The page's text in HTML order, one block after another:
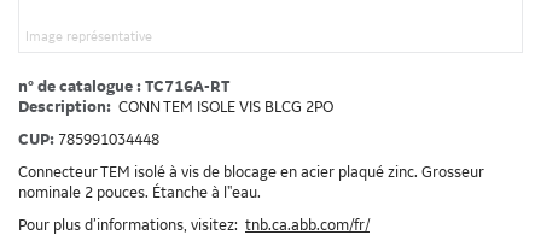
Image représentative
n° de catalogue : TC716A-RT
Description: CONN TEM ISOLE VIS BLCG 2PO
CUP: 785991034448
Connecteur TEM isolé à vis de blocage en acier plaqué zinc. Grosseur
nominale 2 pouces. Étanche à l"eau.
Pour plus d’informations, visitez: tnb.ca.abb.com/fr/